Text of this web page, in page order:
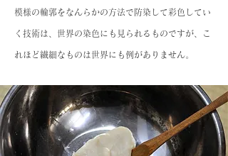
模様の輪郭をなんらかの方法で防染して彩色してい
く技術は、世界の染色にも見られるものですが、こ
れほど繊細なものは世界にも例がありません。